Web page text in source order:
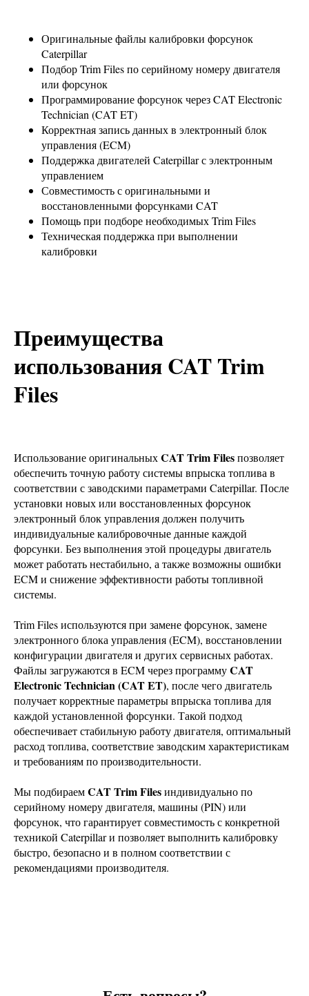
Оригинальные файлы калибровки форсунок
Caterpillar
Подбор Trim Files по серийному номеру двигателя
или форсунок
Программирование форсунок через CAT Electronic
Technician (CAT ET)
Корректная запись данных в электронный блок
управления (ECM)
Поддержка двигателей Caterpillar с электронным
управлением
Совместимость с оригинальными и
восстановленными форсунками CAT
Помощь при подборе необходимых Trim Files
Техническая поддержка при выполнении
калибровки
Преимущества
использования CAT Trim
Files
Использование оригинальныхCAT Trim Filesпозволяет
обеспечить точную работу системы впрыска топлива в
соответствии с заводскими параметрами Caterpillar. После
установки новых или восстановленных форсунок
электронный блок управления должен получить
индивидуальные калибровочные данные каждой
форсунки. Без выполнения этой процедуры двигатель
может работать нестабильно, а также возможны ошибки
ECM и снижение эффективности работы топливной
системы.
Trim Files используются при замене форсунок, замене
электронного блока управления (ECM), восстановлении
конфигурации двигателя и других сервисных работах.
Файлы загружаются в ECM через программуCAT
Electronic Technician (CAT ET), после чего двигатель
получает корректные параметры впрыска топлива для
каждой установленной форсунки. Такой подход
обеспечивает стабильную работу двигателя, оптимальный
расход топлива, соответствие заводским характеристикам
и требованиям по производительности.
Мы подбираемCAT Trim Filesиндивидуально по
серийному номеру двигателя, машины (PIN) или
форсунок, что гарантирует совместимость с конкретной
техникой Caterpillar и позволяет выполнить калибровку
быстро, безопасно и в полном соответствии с
рекомендациями производителя.